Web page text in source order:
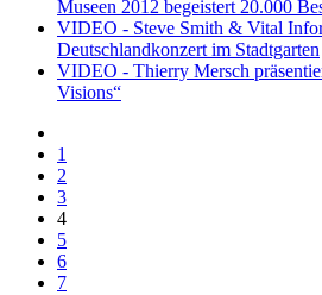
Museen 2012 begeistert 20.000
VIDEO - Steve Smith & Vital
Deutschlandkonzert im Stadtgarten
VIDEO - Thierry Mersch
Visions“
1
2
3
4
5
6
7